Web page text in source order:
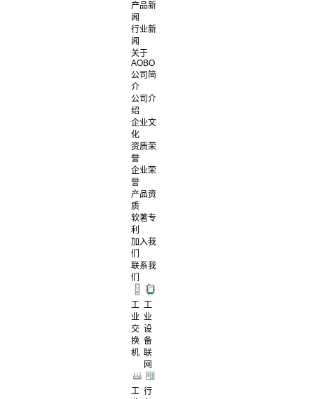
产品新
闻
行业新
闻
关于
AOBO
公司简
介
公司介
绍
企业文
化
资质荣
誉
企业荣
誉
产品资
质
软著专
利
加入我
们
联系我
们
工
业
交
换
机
工
业
设
备
联
网
工 行